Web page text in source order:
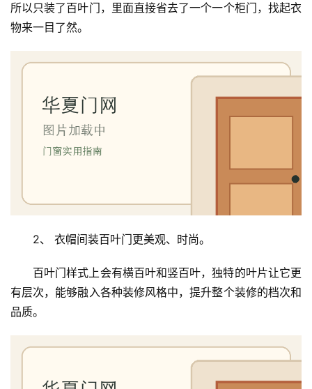
所以只装了百叶门，里面直接省去了一个一个柜门，找起衣
物来一目了然。
2、 衣帽间装百叶门更美观、时尚。
百叶门样式上会有横百叶和竖百叶，独特的叶片让它更
有层次，能够融入各种装修风格中，提升整个装修的档次和
品质。